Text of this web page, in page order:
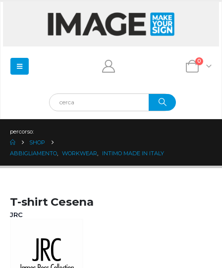
0
percorso:
SHOP
ABBIGLIAMENTO
WORKWEAR INTIMO MADE IN ITALY
T-shirt Cesena
JRC